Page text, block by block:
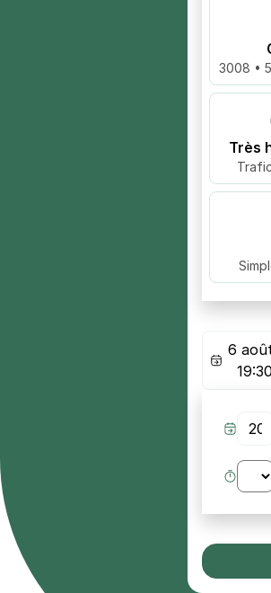
3008 •
Très
6
19:30